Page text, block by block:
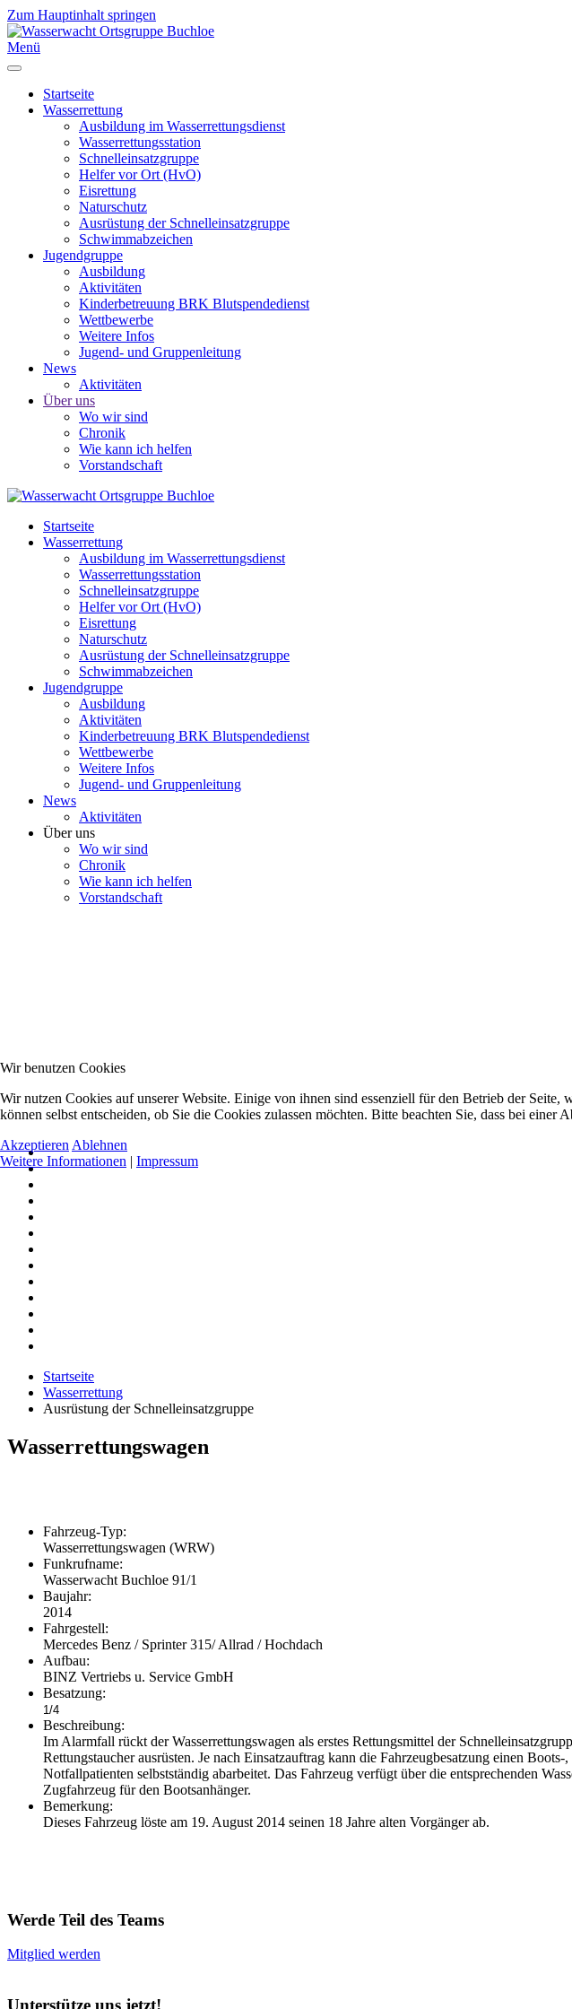
Zum Hauptinhalt springen
Menü
Startseite
Wasserrettung
Ausbildung im Wasserrettungsdienst
Wasserrettungsstation
Schnelleinsatzgruppe
Helfer vor Ort (HvO)
Eisrettung
Naturschutz
Ausrüstung der Schnelleinsatzgruppe
Schwimmabzeichen
Jugendgruppe
Ausbildung
Aktivitäten
Kinderbetreuung BRK Blutspendedienst
Wettbewerbe
Weitere Infos
Jugend- und Gruppenleitung
News
Aktivitäten
Über uns
Wo wir sind
Chronik
Wie kann ich helfen
Vorstandschaft
Startseite
Wasserrettung
Ausbildung im Wasserrettungsdienst
Wasserrettungsstation
Schnelleinsatzgruppe
Helfer vor Ort (HvO)
Eisrettung
Naturschutz
Ausrüstung der Schnelleinsatzgruppe
Schwimmabzeichen
Jugendgruppe
Ausbildung
Aktivitäten
Kinderbetreuung BRK Blutspendedienst
Wettbewerbe
Weitere Infos
Jugend- und Gruppenleitung
News
Aktivitäten
Über uns
Wo wir sind
Chronik
Wie kann ich helfen
Vorstandschaft
Startseite
Wasserrettung
Ausrüstung der Schnelleinsatzgruppe
Wasserrettungswagen
Fahrzeug-Typ:
Wasserrettungswagen (WRW)
Funkrufname:
Wasserwacht Buchloe 91/1
Baujahr:
2014
Fahrgestell:
Mercedes Benz / Sprinter 315/ Allrad / Hochdach
Aufbau:
BINZ Vertriebs u. Service GmbH
Besatzung:
1/4
Beschreibung:
Im Alarmfall rückt der Wasserrettungswagen als erstes Rettungsmittel der
Rettungstaucher ausrüsten. Je nach Einsatzauftrag kann die Fahrzeugbesatzung einen
Notfallpatienten selbstständig abarbeitet. Das Fahrzeug verfügt über die entsprechenden
Zugfahrzeug für den Bootsanhänger.
Bemerkung:
Dieses Fahrzeug löste am 19. August 2014 seinen 18 Jahre alten Vorgänger ab.
Werde Teil des Teams
Mitglied werden
Unterstütze uns jetzt!
Wir benutzen Cookies
Wir nutzen Cookies auf unserer Website. Einige von ihnen sind essenziell für den Betrieb der
können selbst entscheiden, ob Sie die Cookies zulassen möchten. Bitte beachten Sie, dass bei
Akzeptieren Ablehnen
Weitere Informationen | Impressum